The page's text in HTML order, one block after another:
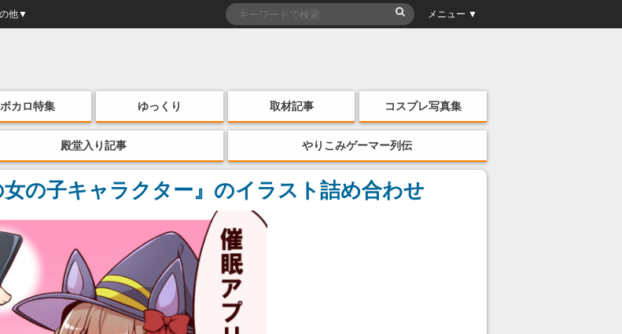
他▼ メニュー ▼
ボカロ特集 ゆっくり 取材記事 コスプレ写真集
殿堂入り記事 やりこみゲーマー列伝
の子キャラクター』のイラスト詰め合わせ